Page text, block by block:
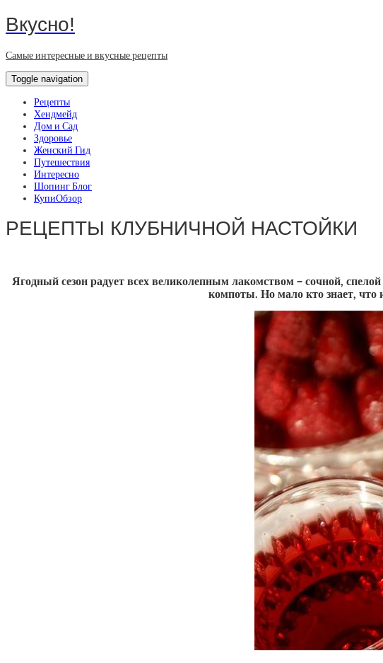
Вкусно!
Самые интересные и вкусные рецепты
Toggle navigation
Рецепты
Хендмейд
Дом и Сад
Здоровье
Женский Гид
Путешествия
Интересно
Шопинг Блог
КупиОбзор
РЕЦЕПТЫ КЛУБНИЧНОЙ НАСТОЙКИ
Ягодный сезон радует всех великолепным лакомством – сочной,
компоты. Но мало кто знает, что